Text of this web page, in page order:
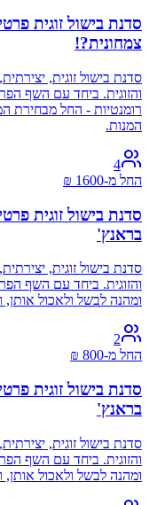
סדנת בישול זוגית
צמחונית?!
סדנת בישול זוגית,
רומנטיות - החל מבחירת
המנות.
4
החל מ-1600
₪
סדנת בישול זוגית
בראנץ'
סדנת בישול זוגית,
ומהנה לבשל ולאכול אותן,
2
החל מ-800
₪
סדנת בישול זוגית
בראנץ'
סדנת בישול זוגית,
ומהנה לבשל ולאכול אותן,